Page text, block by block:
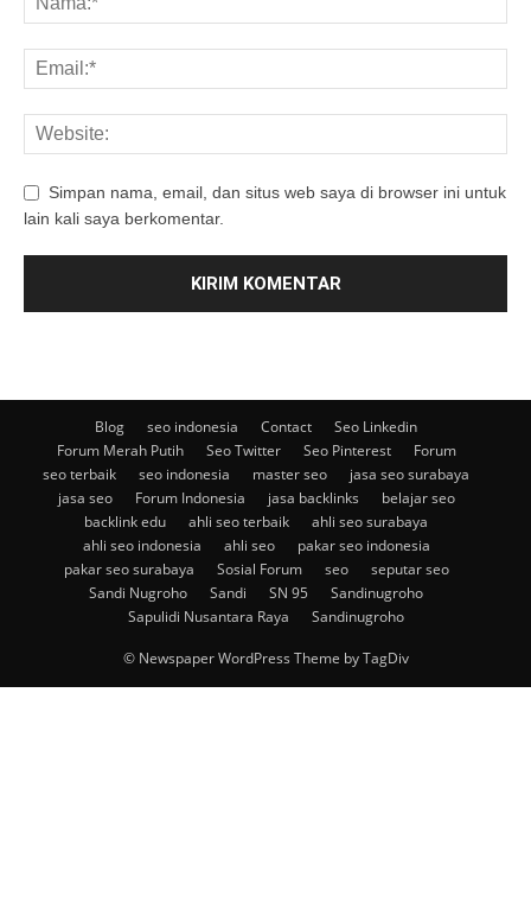
Simpan nama, email, dan situs web saya di browser ini untuk
lain kali saya berkomentar.
Blog seo indonesia Contact
Seo Linkedin
Forum Merah Putih
Seo Twitter Seo Pinterest
Forum
seo terbaik
seo indonesia master seo
jasa seo surabaya
jasa seo
Forum Indonesia jasa backlinks
belajar seo
backlink edu
ahli seo terbaik
ahli seo surabaya
ahli seo indonesia
ahli seo
pakar seo indonesia
pakar seo surabaya
Sosial Forum seo
seputar seo
Sandi Nugroho
Sandi SN 95
Sandinugroho
Sapulidi Nusantara Raya
Sandinugroho
© Newspaper WordPress Theme by TagDiv